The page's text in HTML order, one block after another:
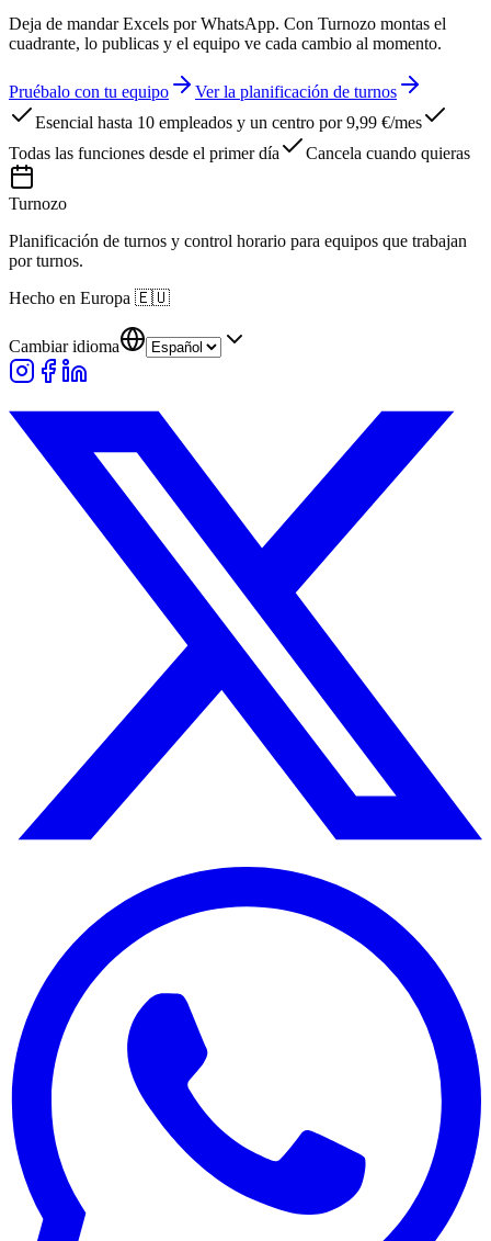
Deja de mandar Excels por WhatsApp. Con Turnozo montas el
cuadrante, lo publicas y el equipo ve cada cambio al momento.
Pruébalo con tu equipo
Ver la planificación de turnos
Esencial hasta 10 empleados y un centro por 9,99 €/mes
Todas las funciones desde el primer día
Cancela cuando quieras
Turnozo
Planificación de turnos y control horario para equipos que trabajan
por turnos.
Hecho en Europa 🇪🇺
Cambiar idioma